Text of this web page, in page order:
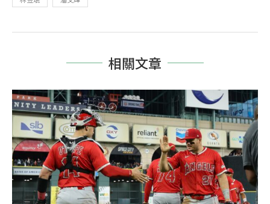
相關文章